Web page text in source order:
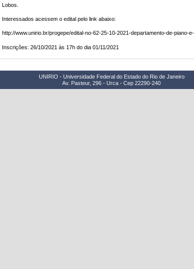
Lobos.
Interessados acessem o edital pelo link abaixo:
http://www.unirio.br/progepe/edital-no-62-25-10-2021-departamento-de-piano-
Inscrições: 26/10/2021 às 17h do dia 01/11/2021
UNIRIO - Universidade Federal do Estado do Rio de Janeiro
Av. Pasteur, 296 - Urca - Cep 22290-240